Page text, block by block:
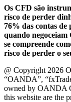
Os CFD são
risco de perder
76% das contas
quando
se compreende
risco de perder o
@ Copyright 2026
“OANDA”,
owned by OANDA
this website are the